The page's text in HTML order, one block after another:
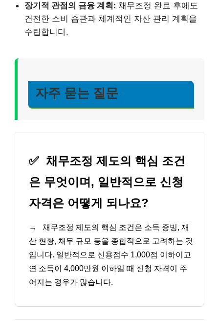
장기적 관점의 금융 계획: 채무조정 완료 후에도
건전한 소비 습관과 체계적인 자산 관리 계획을
수립합니다.
자주 묻는 질문
✅ 채무조정 제도의 핵심 조건
은 무엇이며, 일반적으로 신청
자격은 어떻게 되나요?
→
채무조정 제도의 핵심 조건은 소득 증빙, 재
산 현황, 채무 규모 등을 종합적으로 고려하는 것
입니다. 일반적으로 신용점수 1,000점 이하이고
연 소득이 4,000만원 이하일 때 신청 자격이 주
어지는 경우가 많습니다.